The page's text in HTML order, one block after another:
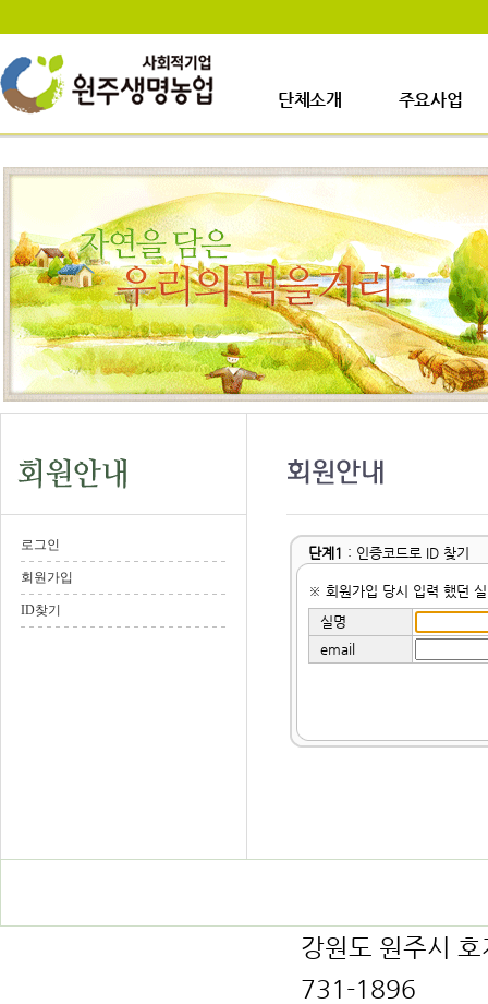
단체소개
인사말
걸어온길
사업이력
업무안내
오시는길
일정안내
주요사업
사업장소개
생산시설소개
주요사업내용
로그인
회원가입
ID찾기
단계1 : 인증코드로 ID 찾기
※ 회원가입 당시 입력 했던
실명
email
강원도 원주시
731-1896